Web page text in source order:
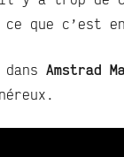
que c’est
Amstrad